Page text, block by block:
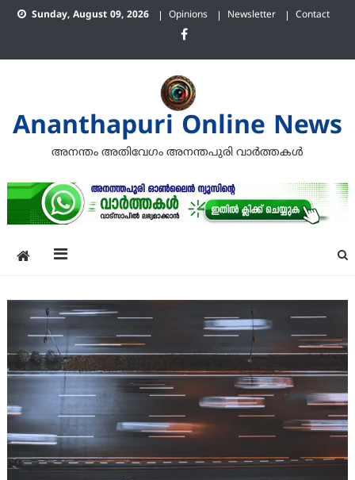
Skip
Sunday, August 09, 2026 Opinions Newsletter Contact
Ananthapuri Online News
അനന്തം അതിവേഗം അനന്തപുരി വാര്‍ത്തകള്‍